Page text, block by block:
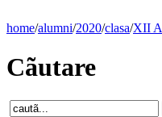
home/alumni/2020/clasa/XII A
Cãutare